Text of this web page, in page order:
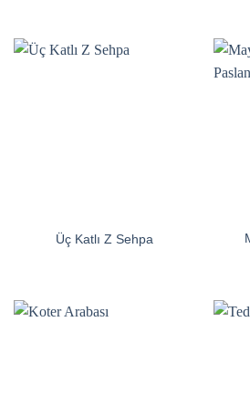
Üç Katlı Z Sehpa